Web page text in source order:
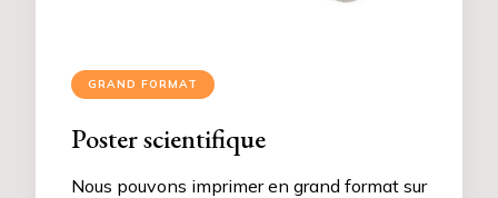
GRAND FORMAT
Poster scientifique
Nous pouvons imprimer en grand format sur